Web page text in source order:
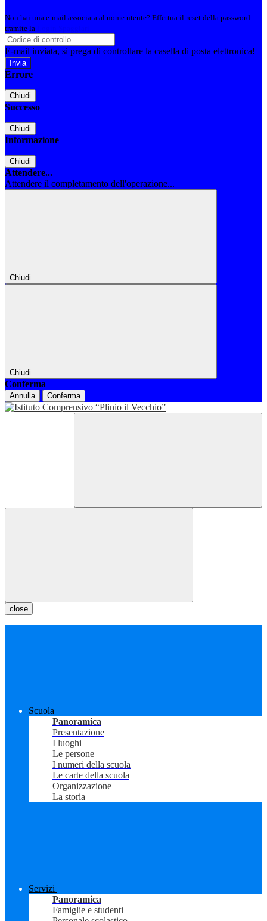
Non hai una e-mail associata al nome utente? Effettua il reset della password
tramite la
E-mail inviata, si prega di controllare la casella di posta elettronica!
Errore
Chiudi
Successo
Chiudi
Informazione
Chiudi
Attendere...
Attendere il completamento dell'operazione...
Chiudi
Chiudi
Conferma
Annulla Conferma
close
Scuola
Panoramica
Presentazione
I luoghi
Le persone
I numeri della scuola
Le carte della scuola
Organizzazione
La storia
Servizi
Panoramica
Famiglie e studenti